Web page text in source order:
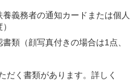
義務者の通知カードまたは個人
類（顔写真付きの場合は1点、
だく書類があります。詳しく